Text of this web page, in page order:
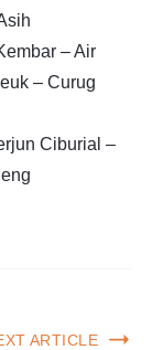
– Air
– Curug
Ciburial –
ARTICLE